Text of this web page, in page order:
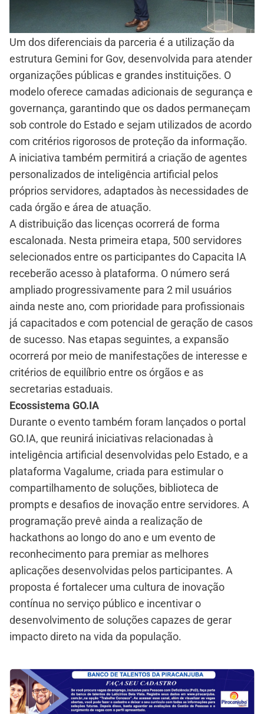
Um dos diferenciais da parceria é a utilização da
estrutura Gemini for Gov, desenvolvida para atender
organizações públicas e grandes instituições. O
modelo oferece camadas adicionais de segurança e
governança, garantindo que os dados permaneçam
sob controle do Estado e sejam utilizados de acordo
com critérios rigorosos de proteção da informação.
A iniciativa também permitirá a criação de agentes
personalizados de inteligência artificial pelos
próprios servidores, adaptados às necessidades de
cada órgão e área de atuação.
A distribuição das licenças ocorrerá de forma
escalonada. Nesta primeira etapa, 500 servidores
selecionados entre os participantes do Capacita IA
receberão acesso à plataforma. O número será
ampliado progressivamente para 2 mil usuários
ainda neste ano, com prioridade para profissionais
já capacitados e com potencial de geração de casos
de sucesso. Nas etapas seguintes, a expansão
ocorrerá por meio de manifestações de interesse e
critérios de equilíbrio entre os órgãos e as
secretarias estaduais.
Ecossistema GO.IA
Durante o evento também foram lançados o portal
GO.IA, que reunirá iniciativas relacionadas à
inteligência artificial desenvolvidas pelo Estado, e a
plataforma Vagalume, criada para estimular o
compartilhamento de soluções, biblioteca de
prompts e desafios de inovação entre servidores. A
programação prevê ainda a realização de
hackathons ao longo do ano e um evento de
reconhecimento para premiar as melhores
aplicações desenvolvidas pelos participantes. A
proposta é fortalecer uma cultura de inovação
contínua no serviço público e incentivar o
desenvolvimento de soluções capazes de gerar
impacto direto na vida da população.